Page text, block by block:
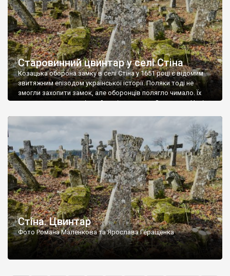
Старовинний цвинтар у селі Стіна
Козацька оборона замку в селі Стіна у 1651 році є відомим
звитяжним епізодом української історії. Поляки тоді не
змогли захопити замок, але оборонців полягло чимало. Їх
поховали на цвинтарі, який тоді називався Замковим. Нині на
ньому чимало хрестів 19 століття, є такі, де епітафії стер […]
Стіна. Цвинтар
Фото Романа Маленкова та Ярослава Геращенка